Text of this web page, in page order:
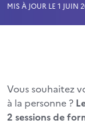
MIS À JOUR LE 1 JUIN
Vous souhaitez
à la personne ?
2 sessions de